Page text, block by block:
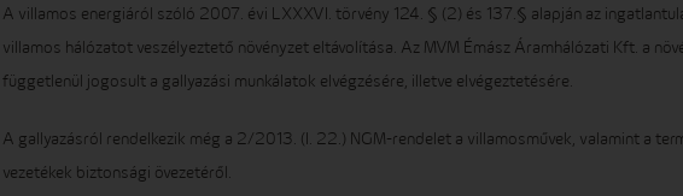
A villamos energiáról szóló 2007. évi LXXXVI. törvény 124. § (2) és 137.§ alapján az
villamos hálózatot veszélyeztető növényzet eltávolítása. Az MVM Émász Áramhálózati Kft. a
függetlenül jogosult a gallyazási munkálatok elvégzésére, illetve elvégeztetésére.
A gallyazásról rendelkezik még a 2/2013. (I. 22.) NGM-rendelet a villamosművek, valamint a
vezetékek biztonsági övezetéről.